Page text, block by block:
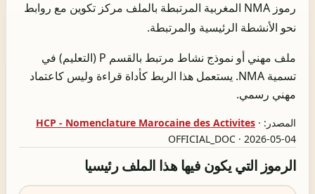
رموز NMA المغربية المرتبطة بالملف مركز تكوين مع روابط
نحو الأنشطة الرئيسية والمرتبطة.
ملف مهني أو نموذج نشاط مرتبط بالقسم P (التعليم) في
تسمية NMA. يستعمل هذا الربط كأداة قراءة وليس كاعتماد
مهني رسمي.
المصدر: HCP - Nomenclature Marocaine des Activites ·
OFFICIAL_DOC · 2026-05-04
الرموز التي يكون فيها هذا الملف رئيسيا